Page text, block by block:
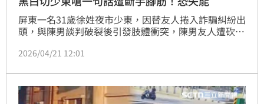
屏東一名31歲徐姓夜市少東，因替友人捲入詐騙糾紛出
頭，與陳男談判破裂後引發肢體衝突，陳男友人遭砍
日，徐男在屏東住家附近遭陳男等人駕車衝撞並強押凌
能。警方迅速逮捕主嫌陳男並聲請羈押獲准，目前正擴
大追緝另外3名在逃共犯，全案依殺人未遂等罪嫌深入
2026/04/21 12:01